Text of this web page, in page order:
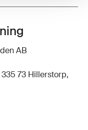
AB
73 Hillerstorp,